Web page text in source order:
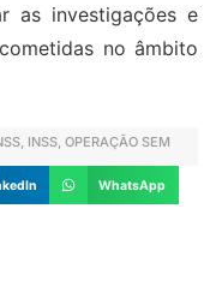
as investigações e
no âmbito
, INSS, OPERAÇÃO SEM
WhatsApp